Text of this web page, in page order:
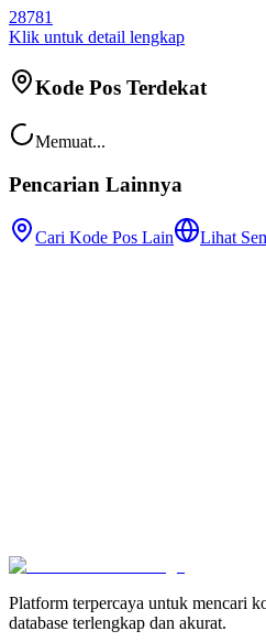
28781
Klik untuk detail lengkap
Kode Pos Terdekat
Memuat...
Pencarian Lainnya
Cari Kode Pos Lain Lihat
Platform terpercaya untuk mencari
database terlengkap dan akurat.